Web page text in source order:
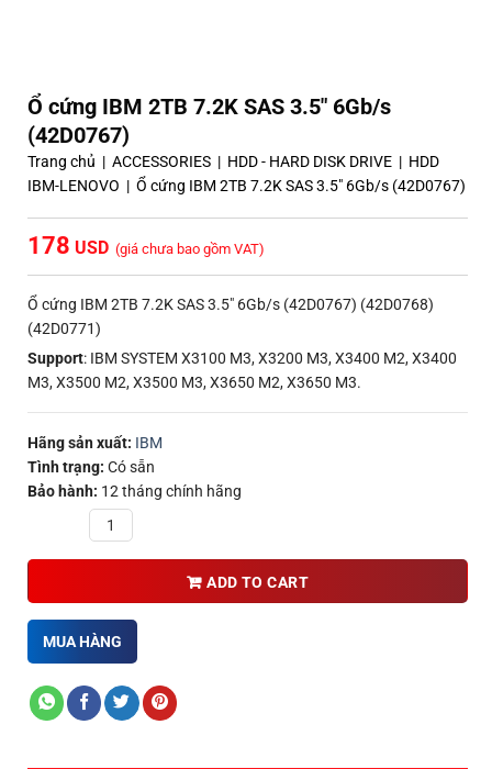
Ổ cứng IBM 2TB 7.2K SAS 3.5″ 6Gb/s
(42D0767)
Trang chủ | ACCESSORIES | HDD - HARD DISK DRIVE | HDD
IBM-LENOVO | Ổ cứng IBM 2TB 7.2K SAS 3.5″ 6Gb/s (42D0767)
178 (giá chưa bao gồm VAT)
Ổ cứng IBM 2TB 7.2K SAS 3.5″ 6Gb/s (42D0767) (42D0768)
(42D0771)
Support: IBM SYSTEM X3100 M3, X3200 M3, X3400 M2, X3400
M3, X3500 M2, X3500 M3, X3650 M2, X3650 M3.
Hãng sản xuất: IBM
Tình trạng: Có sẵn
Bảo hành: 12 tháng chính hãng
ADD TO CART
MUA HÀNG